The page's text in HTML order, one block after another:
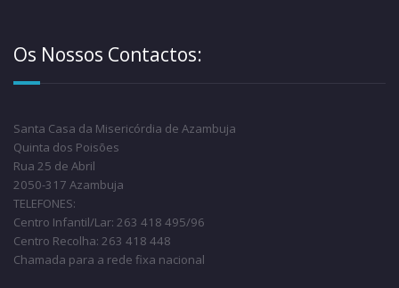
Os Nossos Contactos:
Santa Casa da Misericórdia de Azambuja
Quinta dos Poisões
Rua 25 de Abril
2050-317 Azambuja
TELEFONES:
Centro Infantil/Lar: 263 418 495/96
Centro Recolha: 263 418 448
Chamada para a rede fixa nacional